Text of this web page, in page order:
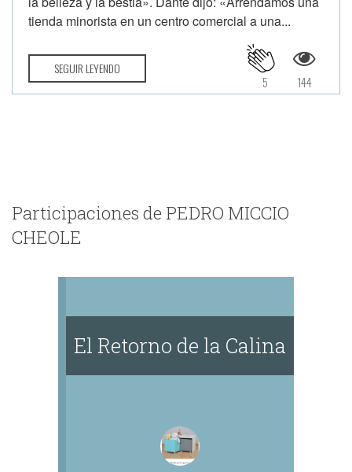
tienda minorista en un centro comercial a una...
SEGUIR LEYENDO
144
5
Participaciones de PEDRO MICCIO
CHEOLE
El Retorno de la Calina